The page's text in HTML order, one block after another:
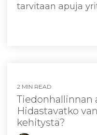
tarvitaan apuja
2 MIN READ
Tiedonhallinnan
Hidastavatko
kehitystä?